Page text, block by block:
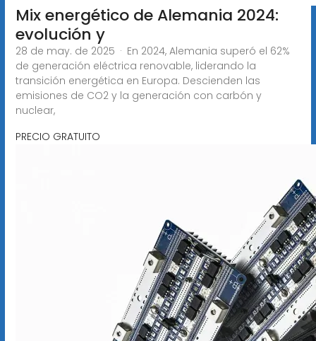
Mix energético de Alemania 2024:
evolución y
28 de may. de 2025 · En 2024, Alemania superó el 62%
de generación eléctrica renovable, liderando la
transición energética en Europa. Descienden las
emisiones de CO2 y la generación con carbón y
nuclear,
PRECIO GRATUITO